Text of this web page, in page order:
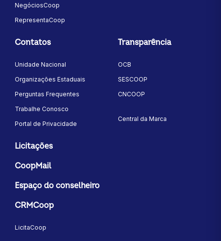
NegóciosCoop
RepresentaCoop
Contatos
Unidade Nacional
Organizações Estaduais
Perguntas Frequentes
Trabalhe Conosco
Portal de Privacidade
Transparência
OCB
SESCOOP
CNCOOP
Central da Marca
Licitações
CoopMail
Espaço do conselheiro
CRMCoop
LicitaCoop